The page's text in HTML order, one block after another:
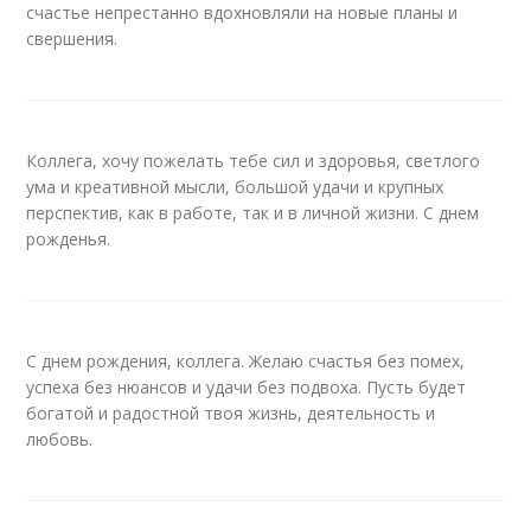
счастье непрестанно вдохновляли на новые планы и
свершения.
Коллега, хочу пожелать тебе сил и здоровья, светлого
ума и креативной мысли, большой удачи и крупных
перспектив, как в работе, так и в личной жизни. С днем
рожденья.
С днем рождения, коллега. Желаю счастья без помех,
успеха без нюансов и удачи без подвоха. Пусть будет
богатой и радостной твоя жизнь, деятельность и
любовь.